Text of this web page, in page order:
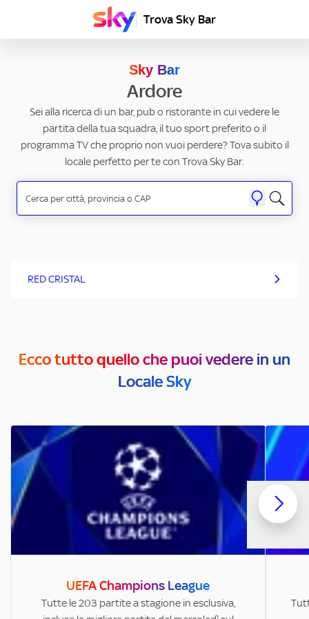
Trova Sky Bar
Sky Bar
Ardore
Sei alla ricerca di un bar, pub o ristorante in cui vedere le
partita della tua squadra, il tuo sport preferito o il
programma TV che proprio non vuoi perdere? Tova subito il
locale perfetto per te con Trova Sky Bar.
RED CRISTAL
Ecco tutto quello che puoi vedere in un
Locale Sky
UEFA Champions League
Tutte le 203 partite a stagione in esclusiva,